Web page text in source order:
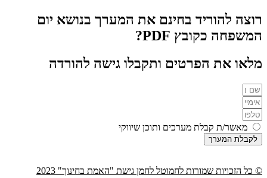
רוצה להוריד בחינם את המערך בנושא יום
המשפחה כקובץ PDF?
מלאו את הפרטים ותקבלו גישה להורדה
מאשר/ת קבלת מערכים ותוכן שיווקי
לקבלת המערך
© כל הזכויות שמורות לחמוטל לחמן גישת "האמת בחינוך" 2023